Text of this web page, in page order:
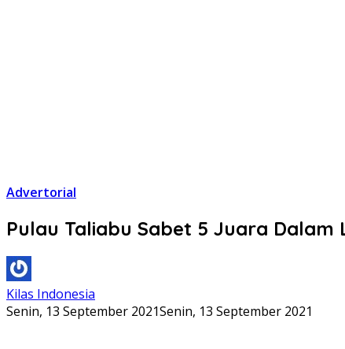
Advertorial
Pulau Taliabu Sabet 5 Juara Dalam
Kilas Indonesia
Senin, 13 September 2021Senin, 13 September 2021